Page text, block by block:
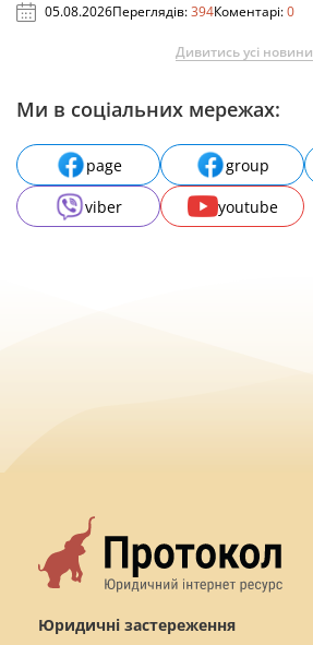
05.08.2026Переглядів:394Коментарі:0
Дивитись усі новини
Ми в соціальних мережах:
page group
viber
youtube
Юридичні застереження